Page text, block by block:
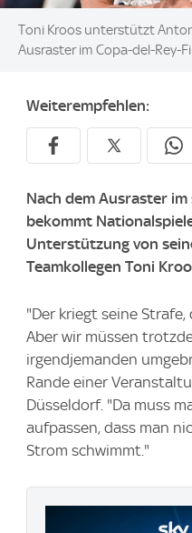
Image:
Toni Kroos unterstützt
Ausraster im Copa-del-Rey-
Weiterempfehlen:
Nach dem Ausraster
bekommt
Unterstützung von
Teamkollegen Toni
"Der kriegt seine
Aber wir müssen
irgendjemanden
Rande einer
Düsseldorf. "Da muss
aufpassen, dass man
Strom schwimmt."